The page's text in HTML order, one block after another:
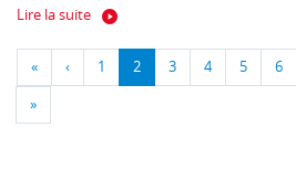
Lire la suite
« ‹ 1 2 3 4 5 6
»